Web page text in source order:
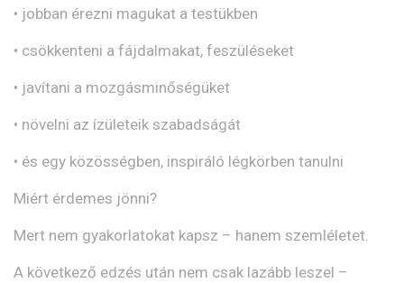
• jobban érezni magukat a testükben
• csökkenteni a fájdalmakat, feszüléseket
• javítani a mozgásminőségüket
• növelni az ízületeik szabadságát
• és egy közösségben, inspiráló légkörben tanulni
Miért érdemes jönni?
Mert nem gyakorlatokat kapsz – hanem szemléletet.
A következő edzés után nem csak lazább leszel –